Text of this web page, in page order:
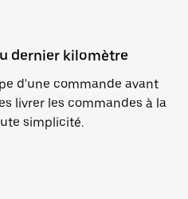
dernier kilomètre
d'une commande avant
livrer les commandes à la
simplicité.